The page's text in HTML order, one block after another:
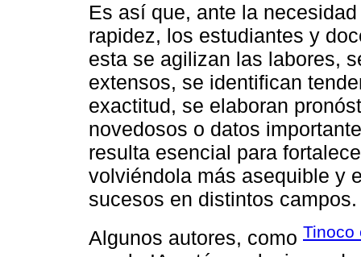
Es así que, ante la
rapidez, los estudiantes y
esta se agilizan las labores,
extensos, se identifican
exactitud, se elaboran
novedosos o datos
resulta esencial para
volviéndola más asequible y
sucesos en distintos campos.
Algunos autores, como Tinoco